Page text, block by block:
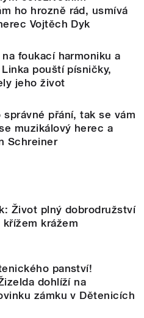
ho hrozně rád, usmívá
Vojtěch Dyk
foukací harmoniku a
pouští písničky,
jeho život
správné přání, tak se vám
muzikálový herec a
Schreiner
Život plný dobrodružství
krážem
panství!
dohlíží na
zámku v Dětenicích